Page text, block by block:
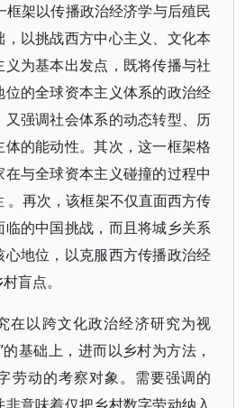
架以传播政治经济学与后殖民
以挑战西方中心主义、文化本
义为基本出发点，既将传播与社
的全球资本主义体系的政治经
强调社会体系的动态转型、历
体的能动性。其次，这一框架格
与全球资本主义碰撞的过程中
。再次，该框架不仅直面西方传
的中国挑战，而且将城乡关系
地位，以克服西方传播政治经
盲点。
在以跨文化政治经济研究为视
基础上，进而以乡村为方法，
劳动的考察对象。需要强调的